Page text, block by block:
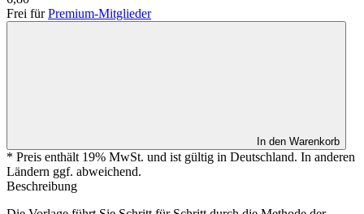
Frei fürPremium-Mitglieder
In den Warenkorb
* Preis enthält 19% MwSt. und ist gültig in Deutschland. In anderen
Ländern ggf. abweichend.
Beschreibung